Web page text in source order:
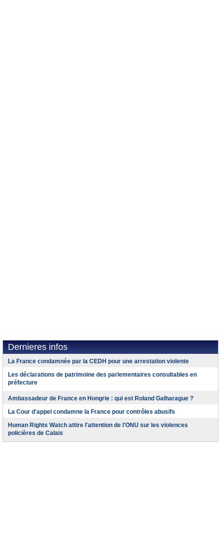
Dernieres infos
La France condamnée par la CEDH pour une arrestation violente
Les déclarations de patrimoine des parlementaires consultables en
préfecture
Ambassadeur de France en Hongrie : qui est Roland Galharague ?
La Cour d'appel condamne la France pour contrôles abusifs
Human Rights Watch attire l'attention de l'ONU sur les violences
policières de Calais